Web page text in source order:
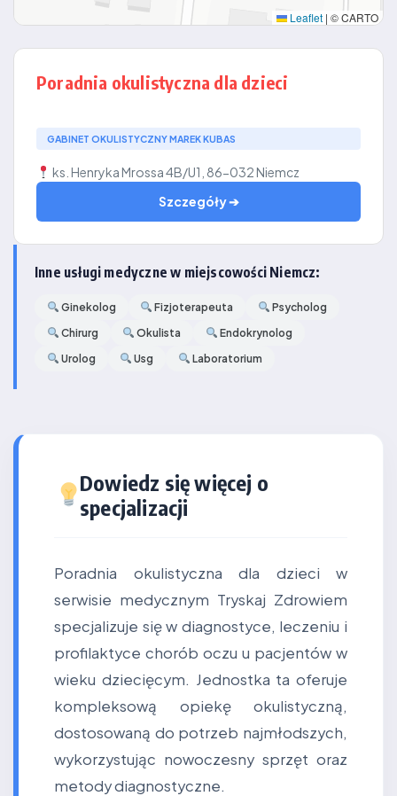
Leaflet | © CARTO
Poradnia okulistyczna dla dzieci
GABINET OKULISTYCZNY MAREK KUBAS
ks. Henryka Mrossa 4B/U1, 86-032 Niemcz
Szczegóły ➔
Inne usługi medyczne w miejscowości Niemcz:
Ginekolog Fizjoterapeuta
Psycholog
Chirurg
Okulista
Endokrynolog
Urolog
Usg Laboratorium
Dowiedz się więcej o
specjalizacji
Poradnia okulistyczna dla dzieci w
serwisie medycznym Tryskaj Zdrowiem
specjalizuje się w diagnostyce, leczeniu i
profilaktyce chorób oczu u pacjentów w
wieku dziecięcym. Jednostka ta oferuje
kompleksową opiekę okulistyczną,
dostosowaną do potrzeb najmłodszych,
wykorzystując nowoczesny sprzęt oraz
metody diagnostyczne.